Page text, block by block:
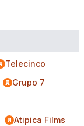
Telecinco
Grupo 7
Atipica Films